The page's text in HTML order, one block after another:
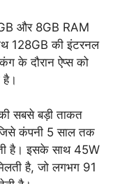
और 8GB RAM
128GB की इंटरनल
के दौरान ऐप्स को
सबसे बड़ी ताकत
कंपनी 5 साल तक
है। इसके साथ 45W
है, जो लगभग 91